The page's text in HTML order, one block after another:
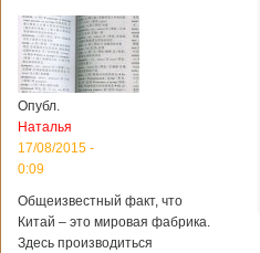
Опубл.
Наталья
17/08/2015 -
0:09
Общеизвестный факт, что
Китай – это мировая фабрика.
Здесь производиться